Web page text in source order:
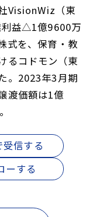
VisionWiz（東
利益△1億9600万
式を、保育・教
るコドモン（東
。2023年3月期
渡価額は1億
信する
ーする